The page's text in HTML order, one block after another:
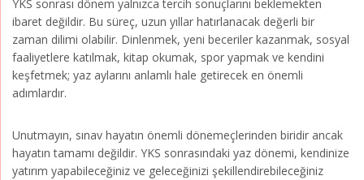
YKS sonrası dönem yalnızca tercih sonuçlarını beklemekten
ibaret değildir. Bu süreç, uzun yıllar hatırlanacak değerli bir
zaman dilimi olabilir. Dinlenmek, yeni beceriler kazanmak, sosyal
faaliyetlere katılmak, kitap okumak, spor yapmak ve kendini
keşfetmek; yaz aylarını anlamlı hale getirecek en önemli
adımlardır.
Unutmayın, sınav hayatın önemli dönemeçlerinden biridir ancak
hayatın tamamı değildir. YKS sonrasındaki yaz dönemi, kendinize
yatırım yapabileceğiniz ve geleceğinizi şekillendirebileceğiniz